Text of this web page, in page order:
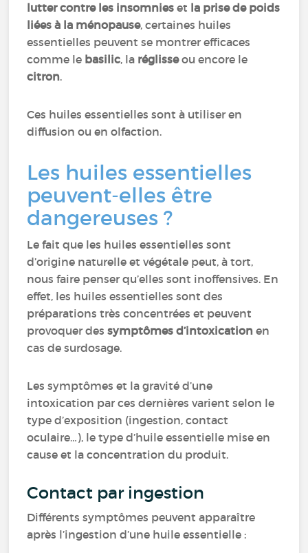
lutter contre les insomnies et la prise de poids
liées à la ménopause, certaines huiles
essentielles peuvent se montrer efficaces
comme le basilic, la réglisseou encore le
citron.
Ces huiles essentielles sont à utiliser en
diffusion ou en olfaction.
Les huiles essentielles
peuvent-elles être
dangereuses ?
Le fait que les huiles essentielles sont
d’origine naturelle et végétale peut, à tort,
nous faire penser qu’elles sont inoffensives. En
effet, les huiles essentielles sont des
préparations très concentrées et peuvent
provoquer dessymptômes d’intoxication en
cas de surdosage.
Les symptômes et la gravité d’une
intoxication par ces dernières varient selon le
type d’exposition (ingestion, contact
oculaire…), le type d’huile essentielle mise en
cause et la concentration du produit.
Contact par ingestion
Différents symptômes peuvent apparaître
après l’ingestion d’une huile essentielle :